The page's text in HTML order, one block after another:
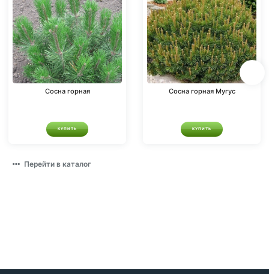
Сосна горная
КУПИТЬ
Сосна горная Мугус
КУПИТЬ
Перейти в каталог